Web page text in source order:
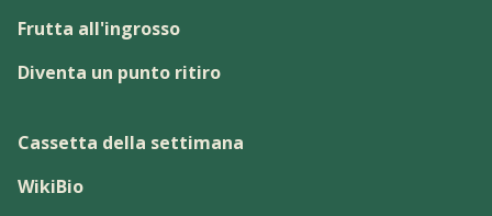
Frutta all'ingrosso
Diventa un punto ritiro
Cassetta della settimana
WikiBio